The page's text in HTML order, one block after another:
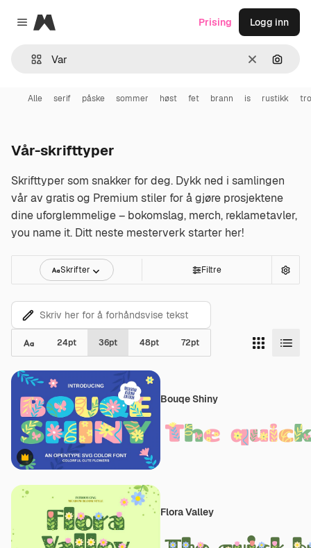
Close menu
Magnific
Slett Søk
Prising Logg inn
Alle serif påske sommer høst fet brann is rustikk
Vår-skrifttyper
Skrifttyper som snakker for deg. Dykk ned i samlingen
vår av gratis og Premium stiler for å gjøre prosjektene
dine uforglemmelige – bokomslag, merch, reklametavler,
you name it. Ditt neste mesterverk starter her!
Skrifter Filtre
24pt 36pt 48pt 72pt
Premium
Bouqe Shiny
Flora Valley